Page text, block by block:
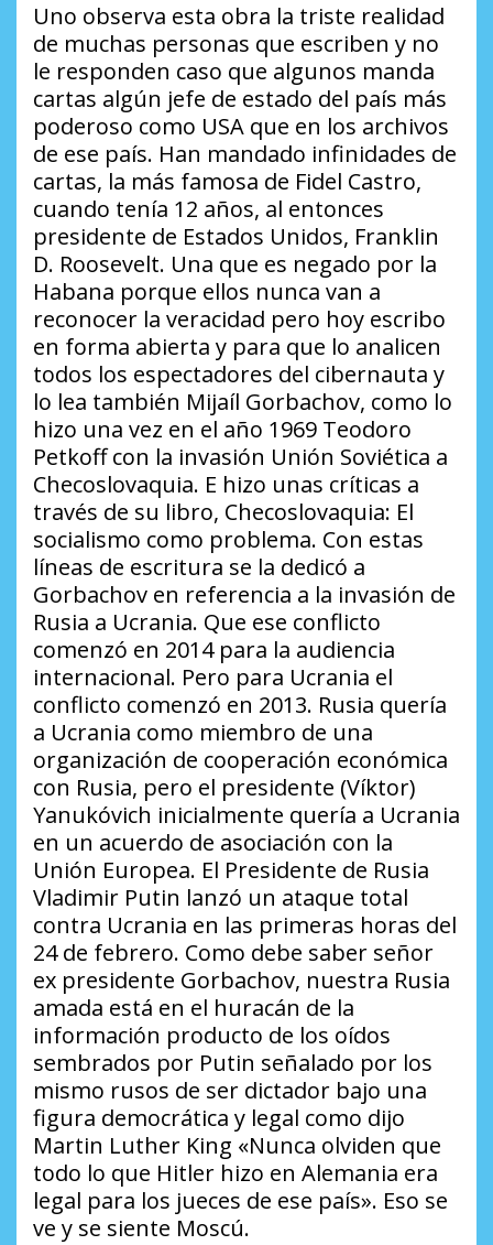
Uno observa esta obra la triste realidad
de muchas personas que escriben y no
le responden caso que algunos manda
cartas algún jefe de estado del país más
poderoso como USA que en los archivos
de ese país. Han mandado infinidades de
cartas, la más famosa de Fidel Castro,
cuando tenía 12 años, al entonces
presidente de Estados Unidos, Franklin
D. Roosevelt. Una que es negado por la
Habana porque ellos nunca van a
reconocer la veracidad pero hoy escribo
en forma abierta y para que lo analicen
todos los espectadores del cibernauta y
lo lea también Mijaíl Gorbachov, como lo
hizo una vez en el año 1969 Teodoro
Petkoff con la invasión Unión Soviética a
Checoslovaquia. E hizo unas críticas a
través de su libro, Checoslovaquia: El
socialismo como problema. Con estas
líneas de escritura se la dedicó a
Gorbachov en referencia a la invasión de
Rusia a Ucrania. Que ese conflicto
comenzó en 2014 para la audiencia
internacional. Pero para Ucrania el
conflicto comenzó en 2013. Rusia quería
a Ucrania como miembro de una
organización de cooperación económica
con Rusia, pero el presidente (Víktor)
Yanukóvich inicialmente quería a Ucrania
en un acuerdo de asociación con la
Unión Europea. El Presidente de Rusia
Vladimir Putin lanzó un ataque total
contra Ucrania en las primeras horas del
24 de febrero. Como debe saber señor
ex presidente Gorbachov, nuestra Rusia
amada está en el huracán de la
información producto de los oídos
sembrados por Putin señalado por los
mismo rusos de ser dictador bajo una
figura democrática y legal como dijo
Martin Luther King «Nunca olviden que
todo lo que Hitler hizo en Alemania era
legal para los jueces de ese país». Eso se
ve y se siente Moscú.